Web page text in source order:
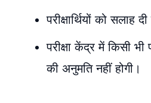
परीक्षार्थियों को
परीक्षा केंद्र में किसी
की अनुमति नहीं होगी।